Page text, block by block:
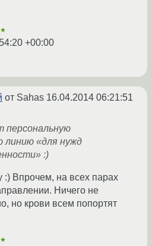
+00:00
от Sahas 16.04.2014 06:21:51
персональную
«для нужд
:)
:) Впрочем, на всех парах
Ничего не
но крови всем попортят